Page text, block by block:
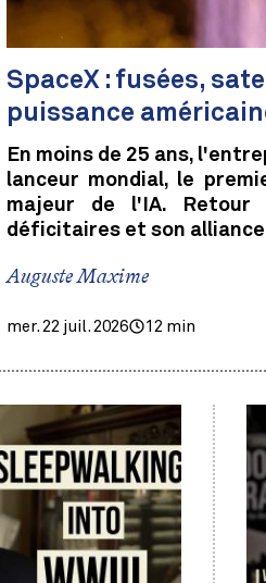
SpaceX : fusées,
puissance
En moins de 25 ans,
lanceur mondial, le
majeur de l'IA.
déficitaires et son
Auguste Maxime
mer. 22 juil. 2026 12 min